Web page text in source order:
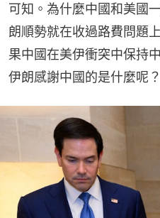
可知。為什麼中國和美國
朗順勢就在收過路費問題
果中國在美伊衝突中保持
伊朗感謝中國的是什麼呢？